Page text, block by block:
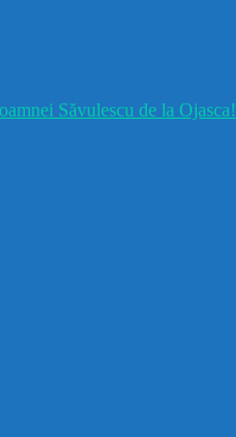
Săvulescu de la Ojasca!